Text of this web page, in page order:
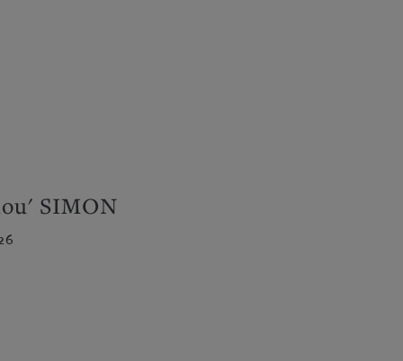
SIMON